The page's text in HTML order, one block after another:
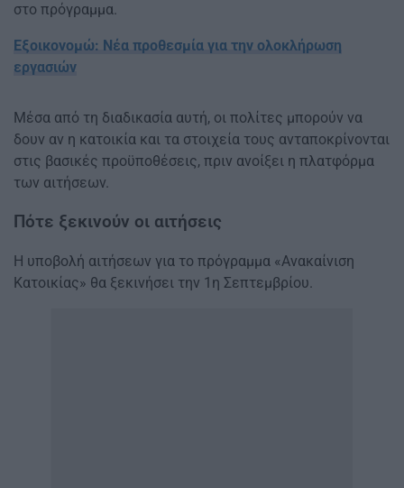
στο πρόγραμμα.
Εξοικονομώ: Νέα προθεσμία για την ολοκλήρωση
εργασιών
Μέσα από τη διαδικασία αυτή, οι πολίτες μπορούν να
δουν αν η κατοικία και τα στοιχεία τους ανταποκρίνονται
στις βασικές προϋποθέσεις, πριν ανοίξει η πλατφόρμα
των αιτήσεων.
Πότε ξεκινούν οι αιτήσεις
Η υποβολή αιτήσεων για το πρόγραμμα «Ανακαίνιση
Κατοικίας» θα ξεκινήσει την 1η Σεπτεμβρίου.